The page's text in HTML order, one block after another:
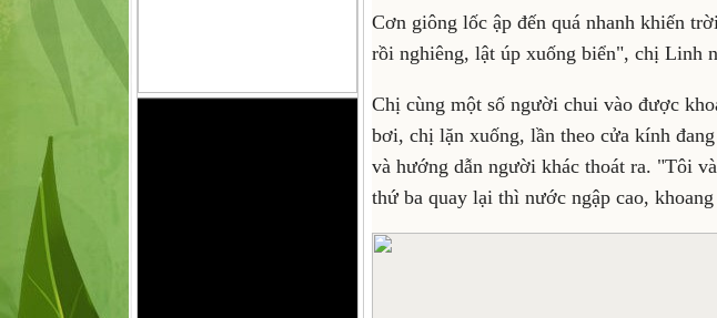
Cơn giông lốc ập đến quá nhanh khiến
rồi nghiêng, lật úp xuống biển", chị Linh
Chị cùng một số người chui vào được
bơi, chị lặn xuống, lần theo cửa kính
và hướng dẫn người khác thoát ra. "Tôi
thứ ba quay lại thì nước ngập cao,